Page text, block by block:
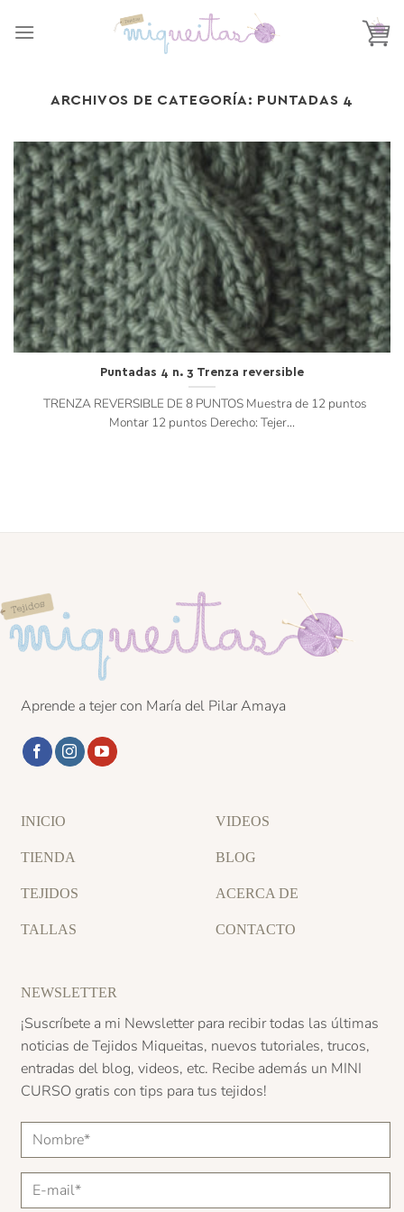
ARCHIVOS DE CATEGORÍA: PUNTADAS 4
Puntadas 4 n. 3 Trenza reversible
TRENZA REVERSIBLE DE 8 PUNTOS Muestra de 12 puntos
Montar 12 puntos Derecho: Tejer...
Aprende a tejer con María del Pilar Amaya
INICIO
TIENDA
TEJIDOS
TALLAS
VIDEOS
BLOG
ACERCA DE
CONTACTO
NEWSLETTER
¡Suscríbete a mi Newsletter para recibir todas las últimas
noticias de Tejidos Miqueitas, nuevos tutoriales, trucos,
entradas del blog, videos, etc. Recibe además un MINI
CURSO gratis con tips para tus tejidos!